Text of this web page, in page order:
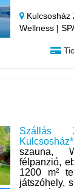
Wellness |
Szállás
szauna,
félpanzió,
1200 m²
játszóhely,